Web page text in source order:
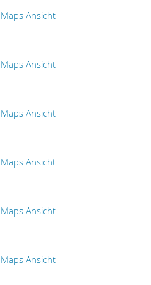
Ansicht
Ansicht
Ansicht
Ansicht
Ansicht
Ansicht